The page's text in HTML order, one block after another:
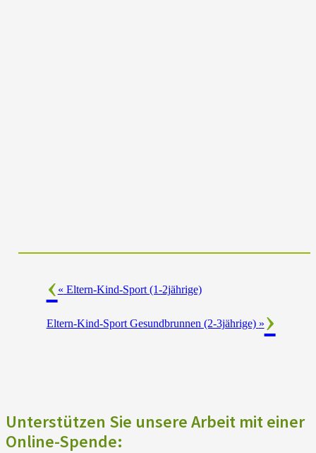
« Eltern-Kind-Sport (1-2jährige)
Eltern-Kind-Sport Gesundbrunnen (2-3jährige) »
Unterstützen Sie unsere Arbeit mit einer
Online-Spende: